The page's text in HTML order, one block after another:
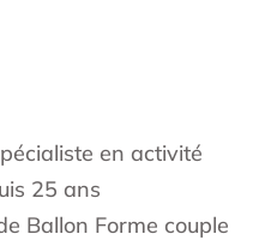
en activité
25 ans
Ballon Forme couple